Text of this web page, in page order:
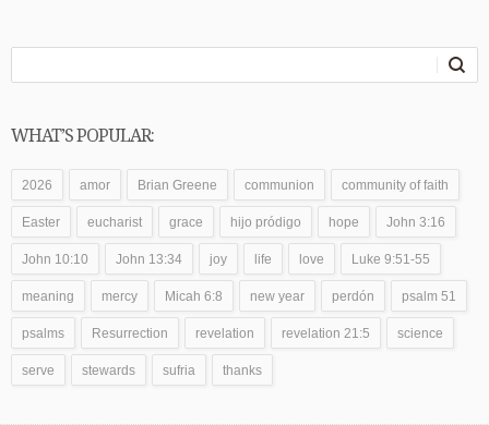
WHAT’S POPULAR:
2026 amor Brian Greene communion community of faith
Easter eucharist grace hijo pródigo hope John 3:16
John 10:10 John 13:34 joy life love Luke 9:51-55
meaning mercy Micah 6:8 new year perdón psalm 51
psalms Resurrection revelation revelation 21:5 science
serve stewards sufria thanks